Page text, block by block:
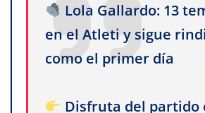
Lola Gallardo: 13
en el Atleti y sigue
como el primer día
Disfruta del partido